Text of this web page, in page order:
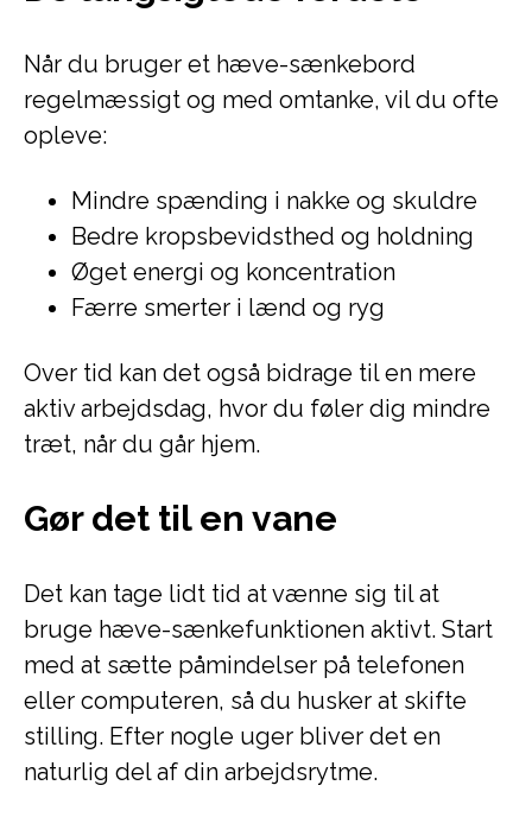
Når du bruger et hæve-sænkebord
regelmæssigt og med omtanke, vil du ofte
opleve:
Mindre spænding i nakke og skuldre
Bedre kropsbevidsthed og holdning
Øget energi og koncentration
Færre smerter i lænd og ryg
Over tid kan det også bidrage til en mere
aktiv arbejdsdag, hvor du føler dig mindre
træt, når du går hjem.
Gør det til en vane
Det kan tage lidt tid at vænne sig til at
bruge hæve-sænkefunktionen aktivt. Start
med at sætte påmindelser på telefonen
eller computeren, så du husker at skifte
stilling. Efter nogle uger bliver det en
naturlig del af din arbejdsrytme.